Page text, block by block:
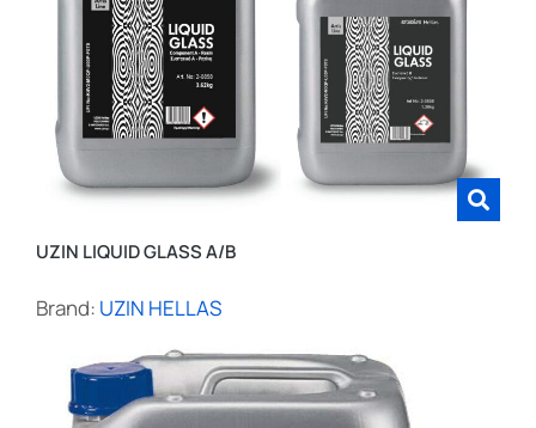
UZIN LIQUID GLASS A/B
Brand: UZIN HELLAS